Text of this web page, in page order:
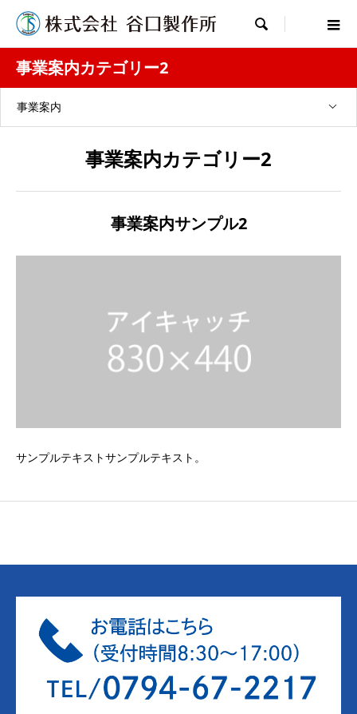

事業案内カテゴリー2
事業案内
事業案内カテゴリー2
事業案内サンプル2
サンプルテキストサンプルテキスト。